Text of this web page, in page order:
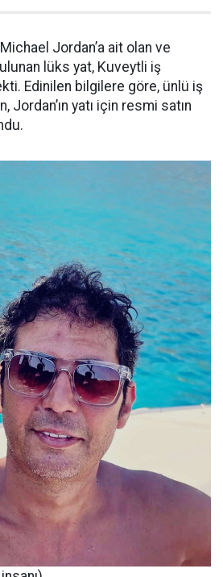
Jordan’a ait olan ve
lüks yat, Kuveytli iş
Edinilen bilgilere göre, ünlü iş
Jordan’ın yatı için resmi satın